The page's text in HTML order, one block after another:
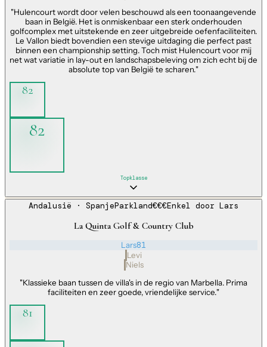
"Hulencourt wordt door velen beschouwd als een toonaangevende
baan in België. Het is onmiskenbaar een sterk onderhouden
golfcomplex met uitstekende en zeer uitgebreide oefenfaciliteiten.
Le Vallon biedt bovendien een stevige uitdaging die perfect past
binnen een championship setting. Toch mist Hulencourt voor mij
net wat variatie in lay-out en landschapsbeleving om zich echt bij de
absolute top van België te scharen."
82
82
Topklasse
Andalusië · SpanjeParkland€€€Enkel door Lars
La Quinta Golf & Country Club
Lars81
Levi
Niels
"Klassieke baan tussen de villa's in de regio van Marbella. Prima
faciliteiten en zeer goede, vriendelijke service."
81